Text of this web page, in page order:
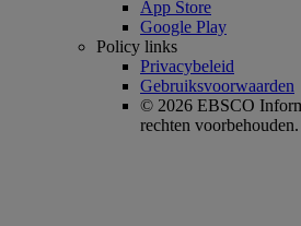
App Store
Google Play
Policy links
Privacybeleid
Gebruiksvoorwaarden
© 2026 EBSCO
rechten voorbehouden.